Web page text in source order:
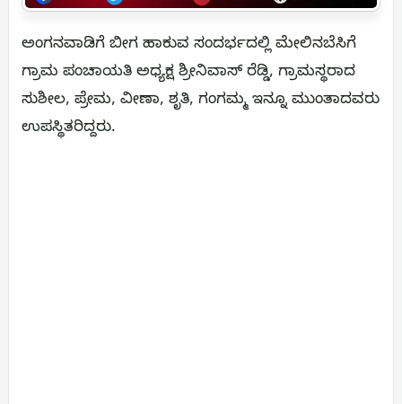
ಅಂಗನವಾಡಿಗೆ ಬೀಗ ಹಾಕುವ ಸಂದರ್ಭದಲ್ಲಿ ಮೇಲಿನಬೆಸಿಗೆ
ಗ್ರಾಮ ಪಂಚಾಯತಿ ಅಧ್ಯಕ್ಷ ಶ್ರೀನಿವಾಸ್ ರೆಡ್ಡಿ, ಗ್ರಾಮಸ್ಥರಾದ
ಸುಶೀಲ, ಪ್ರೇಮ, ವೀಣಾ, ಶೃತಿ, ಗಂಗಮ್ಮ ಇನ್ನೂ ಮುಂತಾದವರು
ಉಪಸ್ಥಿತರಿದ್ದರು.